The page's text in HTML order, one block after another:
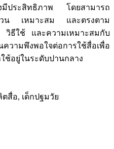
งมีประสิทธิภาพ โดยสามารถ
วน เหมาะสม และตรงตาม
วิธีใช้ และความเหมาะสมกับ
วามพึงพอใจต่อการใช้สื่อเพื่อ
ใช้อยู่ในระดับปานกลาง
สื่อ, เด็กปฐมวัย